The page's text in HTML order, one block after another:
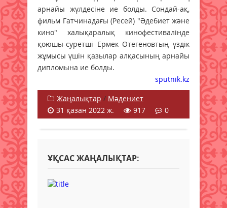
арнайы жүлдесіне ие болды. Сондай-ақ,
фильм Гатчинадағы (Ресей) "Әдебиет және
кино" халықаралық кинофестивалінде
қоюшы-суретші Ермек Өтегеновтың үздік
жұмысы үшін қазылар алқасының арнайы
дипломына ие болды.
sputnik.kz
Жаңалықтар / Мәдениет
31 қазан 2022 ж.
917 0
ҰҚСАС ЖАҢАЛЫҚТАР: